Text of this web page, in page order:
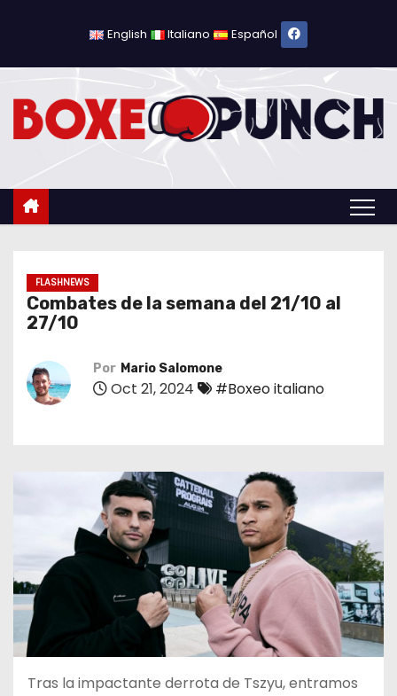
l
English Italiano Español
FLASHNEWS
Combates de la semana del 21/10 al
27/10
Por Mario Salomone
Oct 21, 2024 #Boxeo italiano
Tras la impactante derrota de Tszyu, entramos